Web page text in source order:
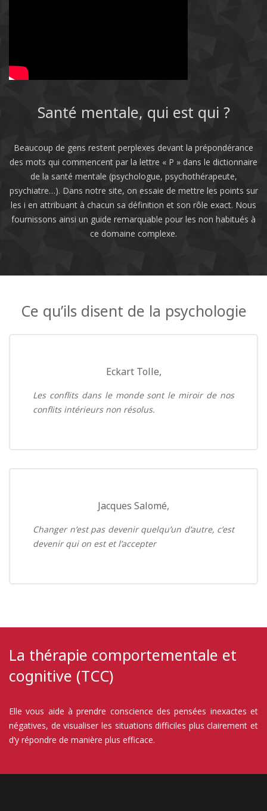
Santé mentale, qui est qui ?
Beaucoup de gens restent perplexes devant la prépondérance
des mots qui commencent par la lettre « P » dans le dictionnaire
de la santé mentale (psychologue, psychothérapeute,
psychiatre…). Dans notre site, on essaie de mettre les points sur
les i en attribuant à chacun sa définition et son rôle exact. Nous
fournissons ainsi un guide remarquable pour les non habitués à
ce domaine complexe.
Ce qu’ils disent de la psychologie
Eckart Tolle,
Les conflits dans le monde sont le miroir de nos
conflits intérieurs non résolus.
Jacques Salomé,
Changer n’est pas devenir quelqu’un d’autre, c’est
devenir qui on est et l’accepter
La thérapie comportementale et
cognitive (TCC)
Elle vous aide à prendre conscience des pensées inexactes et
négatives, de visualiser les situations difficiles plus clairement et
d’y répondre de manière plus efficace.